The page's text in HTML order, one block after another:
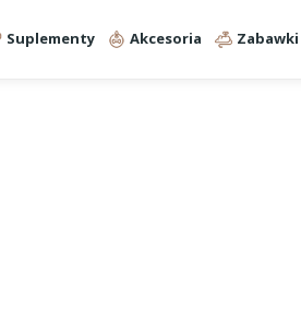
Suplementy Akcesoria Zabawki